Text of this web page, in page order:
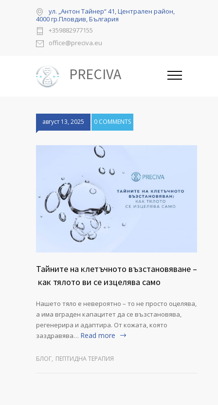
ул. „Антон Тайнер“ 41, Централен район,
4000 гр.Пловдив, България
+359882977155
office@preciva.eu
PRECIVA
август 13, 2025 0 COMMENTS
Тайните на клетъчното възстановяване –
как тялото ви се изцелява само
Нашето тяло е невероятно – то не просто оцелява,
а има вграден капацитет да се възстановява,
регенерира и адаптира. От кожата, която
заздравява… Read more
БЛОГ, ПЕПТИДНА ТЕРАПИЯ